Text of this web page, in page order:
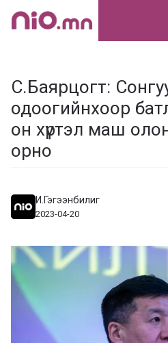
Skip
С.Баярцогт:
одоогийнхоор
он хүртэл маш
орно
И.Гэгээнбилиг
2023-04-20